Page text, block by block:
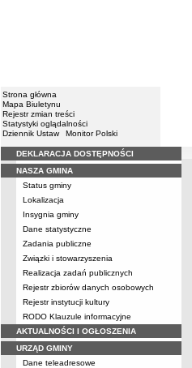
Strona główna
Mapa Biuletynu
Rejestr zmian treści
Statystyki oglądalności
Dziennik Ustaw
Monitor Polski
Menu
DEKLARACJA DOSTĘPNOŚCI
NASZA GMINA
Status gminy
Lokalizacja
Insygnia gminy
Dane statystyczne
Zadania publiczne
Związki i stowarzyszenia
Realizacja zadań publicznych
Rejestr zbiorów danych osobowych
Rejestr instytucji kultury
RODO Klauzule informacyjne
AKTUALNOŚCI I OGŁOSZENIA
URZĄD GMINY
Dane teleadresowe